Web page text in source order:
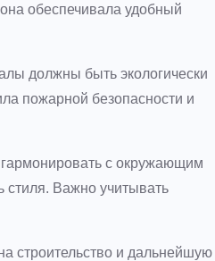
обеспечивала удобный
должны быть экологически
пожарной безопасности и
с окружающим
Важно учитывать
строительство и дальнейшую